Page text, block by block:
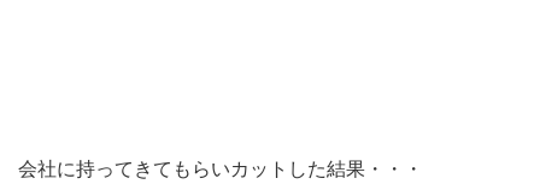
会社に持ってきてもらいカットした結果・・・